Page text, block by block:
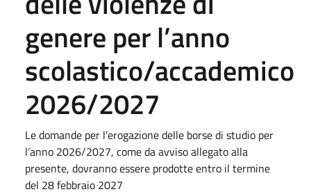
genere per l’anno
scolastico/accademico
2026/2027
Le domande per l’erogazione delle borse di studio per
l’anno 2026/2027, come da avviso allegato alla
presente, dovranno essere prodotte entro il termine
del 28 febbraio 2027